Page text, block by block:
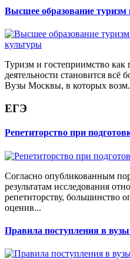
Высшее образование
Туризм и гостеприимство как
деятельности становится всё
Вузы Москвы, в которых
ЕГЭ
Репетиторство при
Согласно опубликованным
результатам исследования
репетиторству, большинство
оценив...
Правила поступления в